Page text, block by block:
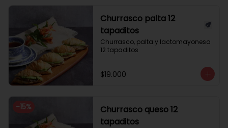
Churrasco palta 12
tapaditos
Churrasco, palta y lactomayonesa
12 tapaditos
$19.000
-15%
Churrasco queso 12
tapaditos